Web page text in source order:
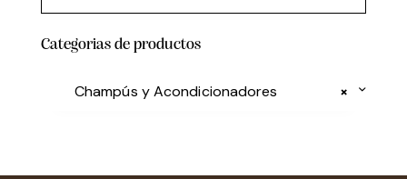
Categorias de productos
×
Champús y Acondicionadores